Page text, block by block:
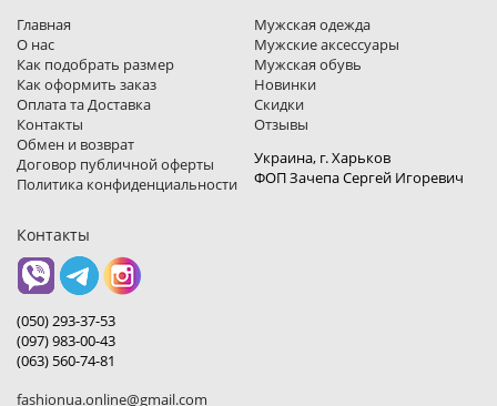
Главная
О нас
Как подобрать размер
Как оформить заказ
Оплата та Доставка
Контакты
Обмен и возврат
Договор публичной оферты
Политика конфиденциальности
Мужская одежда
Мужские аксессуары
Мужская обувь
Новинки
Скидки
Отзывы
Украина, г. Харьков
ФОП Зачепа Сергей Игоревич
Контакты
(050) 293-37-53
(097) 983-00-43
(063) 560-74-81
fashionua.online@gmail.com